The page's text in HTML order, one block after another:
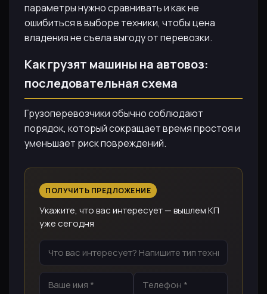
параметры нужно сравнивать и как не
ошибиться в выборе техники, чтобы цена
владения не съела выгоду от перевозки.
Как грузят машины на автовоз:
последовательная схема
Грузоперевозчики обычно соблюдают
порядок, который сокращает время простоя и
уменьшает риск повреждений.
ПОЛУЧИТЬ ПРЕДЛОЖЕНИЕ
Укажите, что вас интересует — вышлем КП
уже сегодня